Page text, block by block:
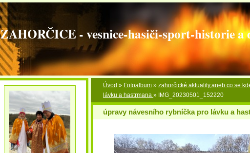
ZAHORČICE - vesnice-hasiči-sport-historie a
Úvod » Fotoalbum » zahorčické aktuality,aneb co se
lávku a hastrmana » IMG_20230501_152220
úpravy návesního rybníčka pro lávku a